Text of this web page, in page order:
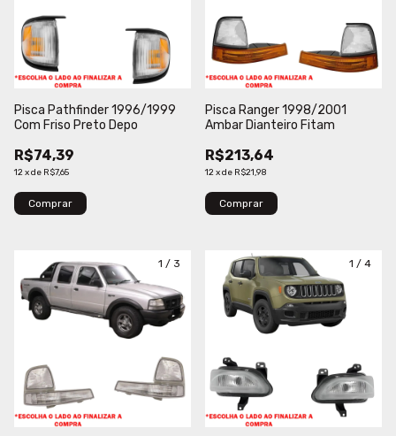
Pisca Pathfinder 1996/1999
Com Friso Preto Depo
R$74,39
12xde R$7,65
Comprar
Pisca Ranger 1998/2001
Ambar Dianteiro Fitam
R$213,64
12xde R$21,98
Comprar
1 / 3 1 / 4